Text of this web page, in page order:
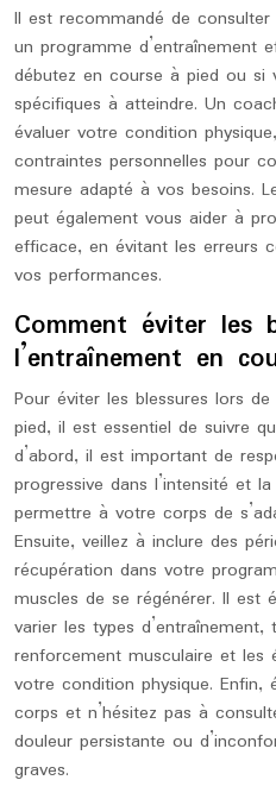
Il est recommandé de
un programme d’entraînement
débutez en course à pied ou si
spécifiques à atteindre. Un
évaluer votre condition
contraintes personnelles pour
mesure adapté à vos besoins.
peut également vous aider à
efficace, en évitant les erreurs
vos performances.
Comment éviter les
l’entraînement en
Pour éviter les blessures lors
pied, il est essentiel de suivre
d’abord, il est important de
progressive dans l’intensité et
permettre à votre corps de
Ensuite, veillez à inclure des
récupération dans votre
muscles de se régénérer. Il est
varier les types
renforcement musculaire et les
votre condition physique.
corps et n’hésitez pas à
douleur persistante ou
graves.